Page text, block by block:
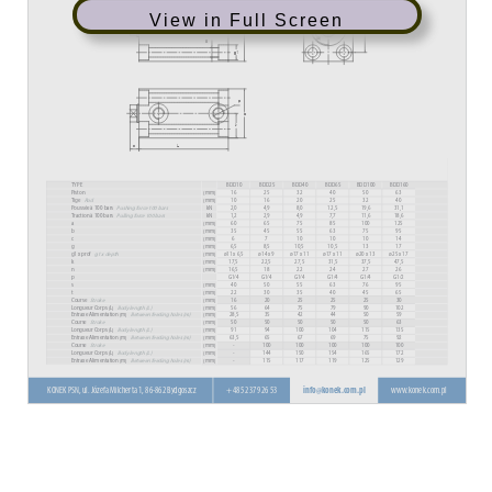
View in Full Screen